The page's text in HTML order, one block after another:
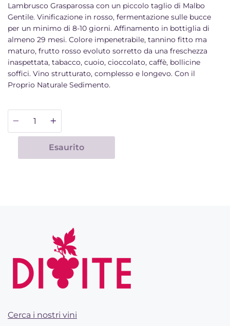
Lambrusco Grasparossa con un piccolo taglio di Malbo
Gentile. Vinificazione in rosso, fermentazione sulle bucce
per un minimo di 8-10 giorni. Affinamento in bottiglia di
almeno 29 mesi. Colore impenetrabile, tannino fitto ma
maturo, frutto rosso evoluto sorretto da una freschezza
inaspettata, tabacco, cuoio, cioccolato, caffè, bollicine
soffici. Vino strutturato, complesso e longevo. Con il
Proprio Naturale Sedimento.
Quantità
Esaurito
Cerca i nostri vini